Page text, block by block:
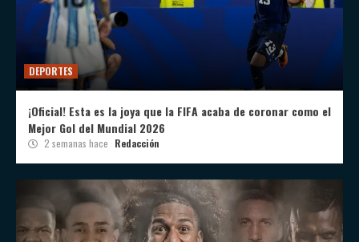
DEPORTES
¡Oficial! Esta es la joya que la FIFA acaba de coronar como el
Mejor Gol del Mundial 2026
2 semanas hace Redacción